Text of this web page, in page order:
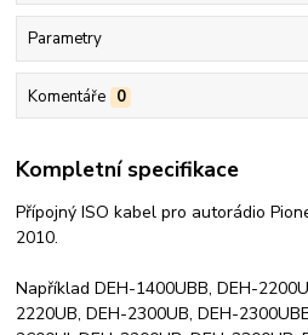
Parametry
Komentáře 0
Kompletní specifikace
Přípojný ISO kabel pro autorádio
2010.
Například DEH-1400UBB, DEH-
2220UB, DEH-2300UB, DEH-